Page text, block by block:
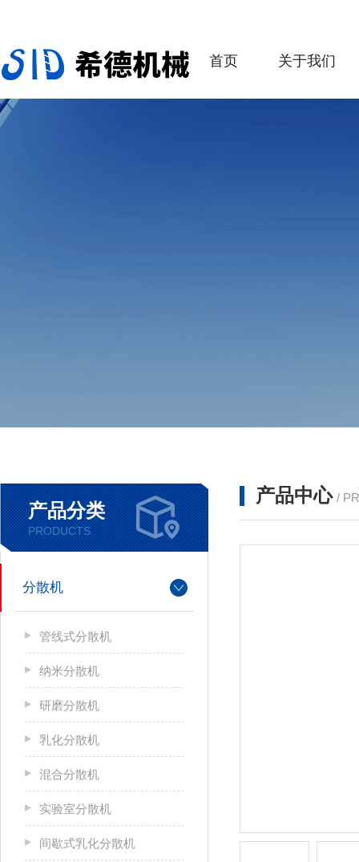
首页 关于我们
产品分类
PRODUCTS
分散机
管线式分散机
纳米分散机
研磨分散机
乳化分散机
混合分散机
实验室分散机
间歇式乳化分散机
产品中心 /